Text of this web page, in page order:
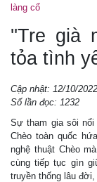
làng cổ
''Tre già
tỏa tình
Cập nhật: 12/10/
Số lần đọc: 1232
Sự tham gia sôi
Chèo toàn quốc
nghệ thuật Chèo
cùng tiếp tục gìn
truyền thống lâu đời,